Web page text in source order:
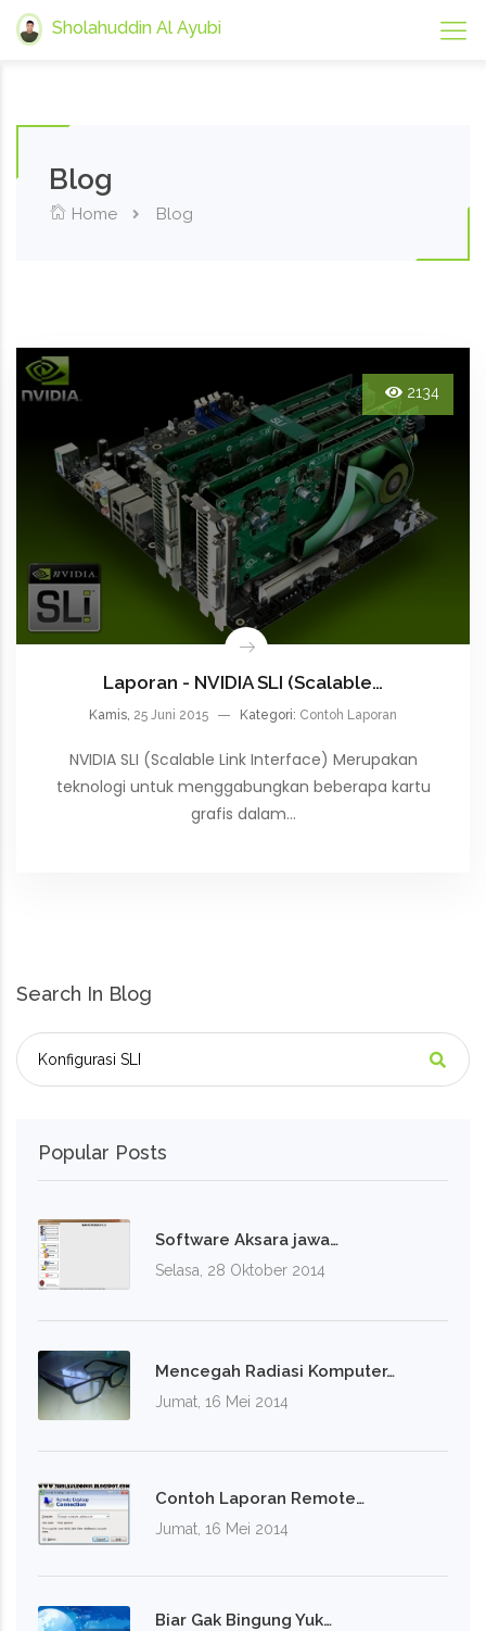
Sholahuddin Al Ayubi
Blog
Home Blog
2134
Laporan - NVIDIA SLI (Scalable…
Kamis, 25 Juni 2015 Kategori: Contoh Laporan
NVIDIA SLI (Scalable Link Interface) Merupakan
teknologi untuk menggabungkan beberapa kartu
grafis dalam…
Search In Blog
Popular Posts
Software Aksara jawa…
Selasa, 28 Oktober 2014
Mencegah Radiasi Komputer…
Jumat, 16 Mei 2014
Contoh Laporan Remote…
Jumat, 16 Mei 2014
Biar Gak Bingung Yuk…